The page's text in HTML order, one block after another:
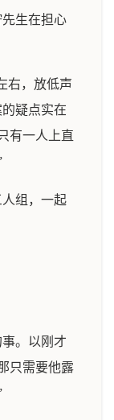
生在担心
右，放低声
疑点实在
有一人上直
组，一起
。以刚才
只需要他露